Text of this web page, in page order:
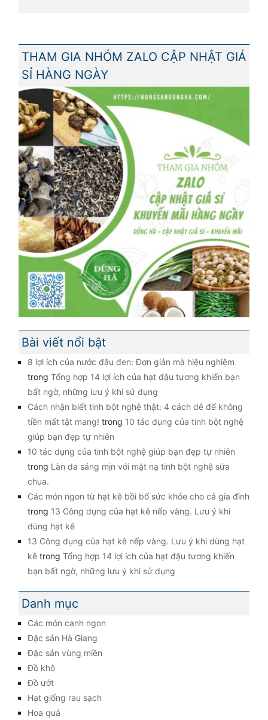
THAM GIA NHÓM ZALO CẬP NHẬT GIÁ
SỈ HÀNG NGÀY
Bài viết nổi bật
8 lợi ích của nước đậu đen: Đơn giản mà hiệu nghiệm
trong Tổng hợp 14 lợi ích của hạt đậu tương khiến bạn
bất ngờ, những lưu ý khi sử dụng
Cách nhận biết tinh bột nghệ thật: 4 cách dễ để không
tiền mất tật mang! trong 10 tác dụng của tinh bột nghệ
giúp bạn đẹp tự nhiên
10 tác dụng của tinh bột nghệ giúp bạn đẹp tự nhiên
trong Làn da sáng mịn với mặt nạ tinh bột nghệ sữa
chua.
Các món ngon từ hạt kê bồi bổ sức khỏe cho cả gia đình
trong 13 Công dụng của hạt kê nếp vàng. Lưu ý khi
dùng hạt kê
13 Công dụng của hạt kê nếp vàng. Lưu ý khi dùng hạt
kê trong Tổng hợp 14 lợi ích của hạt đậu tương khiến
bạn bất ngờ, những lưu ý khi sử dụng
Danh mục
Các món canh ngon
Đặc sản Hà Giang
Đặc sản vùng miền
Đồ khô
Đồ ướt
Hạt giống rau sạch
Hoa quả